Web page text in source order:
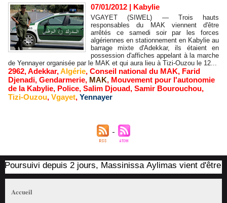
07/01/2012 | Kabylie
VGAYET (SIWEL) — Trois hauts
responsables du MAK viennent d'être
arrêtés ce samedi soir par les forces
algériennes en stationnement en Kabylie au
barrage mixte d'Adekkar, ils étaient en
possession d'affiches appelant à la marche
de Yennayer organisée par le MAK et qui aura lieu à Tizi-Ouzou le 12...
2962,Adekkar,Algérie, Conseil national du MAK, Farid
Djenadi, Gendarmerie, MAK, Mouvement pour l'autonomie
de la Kabylie, Police, Salim Djouad, Samir Bourouchou,
Tizi-Ouzou, Vgayet, Yennayer
depuis 2 jours, Massinissa Aylimas vient d'être
Accueil